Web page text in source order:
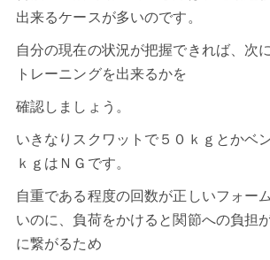
出来るケースが多いのです。
自分の現在の状況が把握できれば、次
トレーニングを出来るかを
確認しましょう。
いきなり スクワット で５０ｋｇとかベ
ｋｇはＮＧです。
自重である程度の回数が正しいフォー
いのに、負荷をかけると関節への負担
に繋がるため